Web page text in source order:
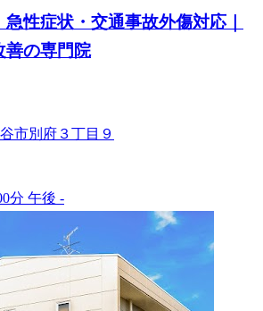
性症状・交通事故外傷対応｜
善の専門院
市別府３丁目９
分 午後 -